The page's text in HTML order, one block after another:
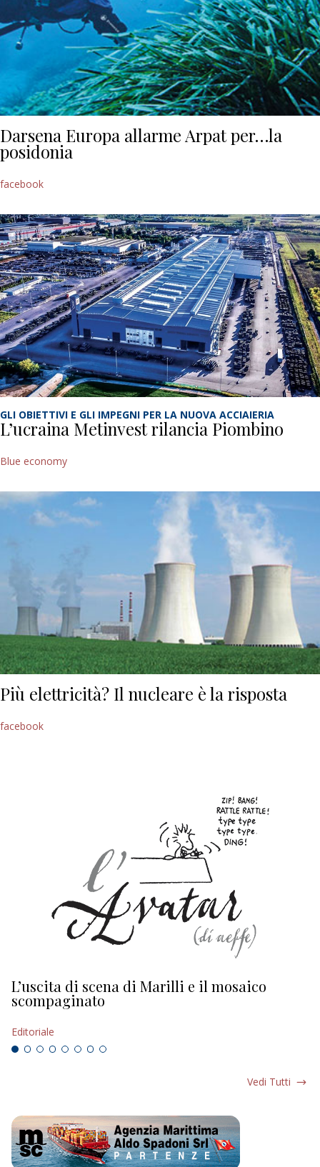
Darsena Europa allarme Arpat per…la
posidonia
facebook
GLI OBIETTIVI E GLI IMPEGNI PER LA NUOVA ACCIAIERIA
L’ucraina Metinvest rilancia Piombino
Blue economy
Più elettricità? Il nucleare è la risposta
facebook
L’uscita di scena di Marilli e il mosaico
scompaginato
Editoriale
Vedi Tutti